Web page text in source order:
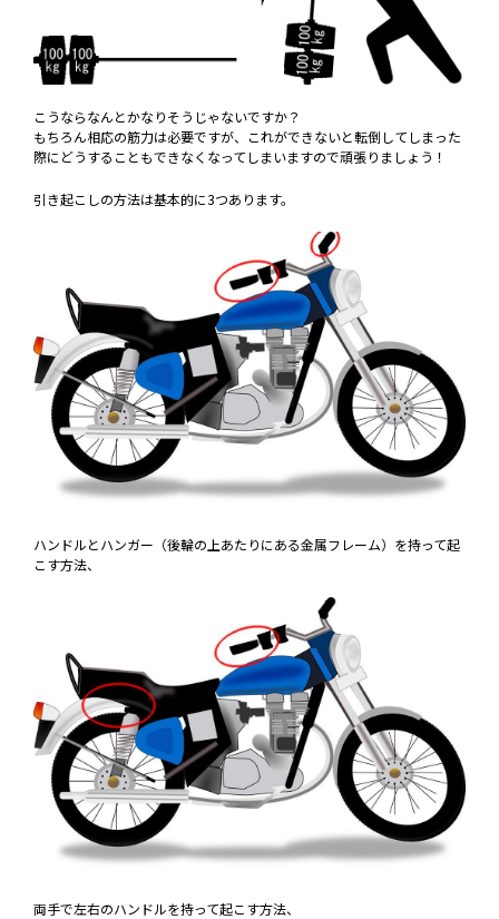
こうならなんとかなりそうじゃないですか？
もちろん相応の筋力は必要ですが、これができないと転倒してしまった
際にどうすることもできなくなってしまいますので頑張りましょう！
引き起こしの方法は基本的に3つあります。
ハンドルとハンガー（後輪の上あたりにある金属フレーム）を持って起
こす方法、
両手で左右のハンドルを持って起こす方法、